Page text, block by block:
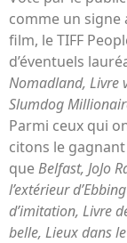
comme un signe
film, le TIFF
d’éventuels
Nomadland, Livre
Slumdog
Parmi ceux qui
citons le
queBelfast, JoJo
l’extérieur
d’imitation, Livre
belle, Lieux dans